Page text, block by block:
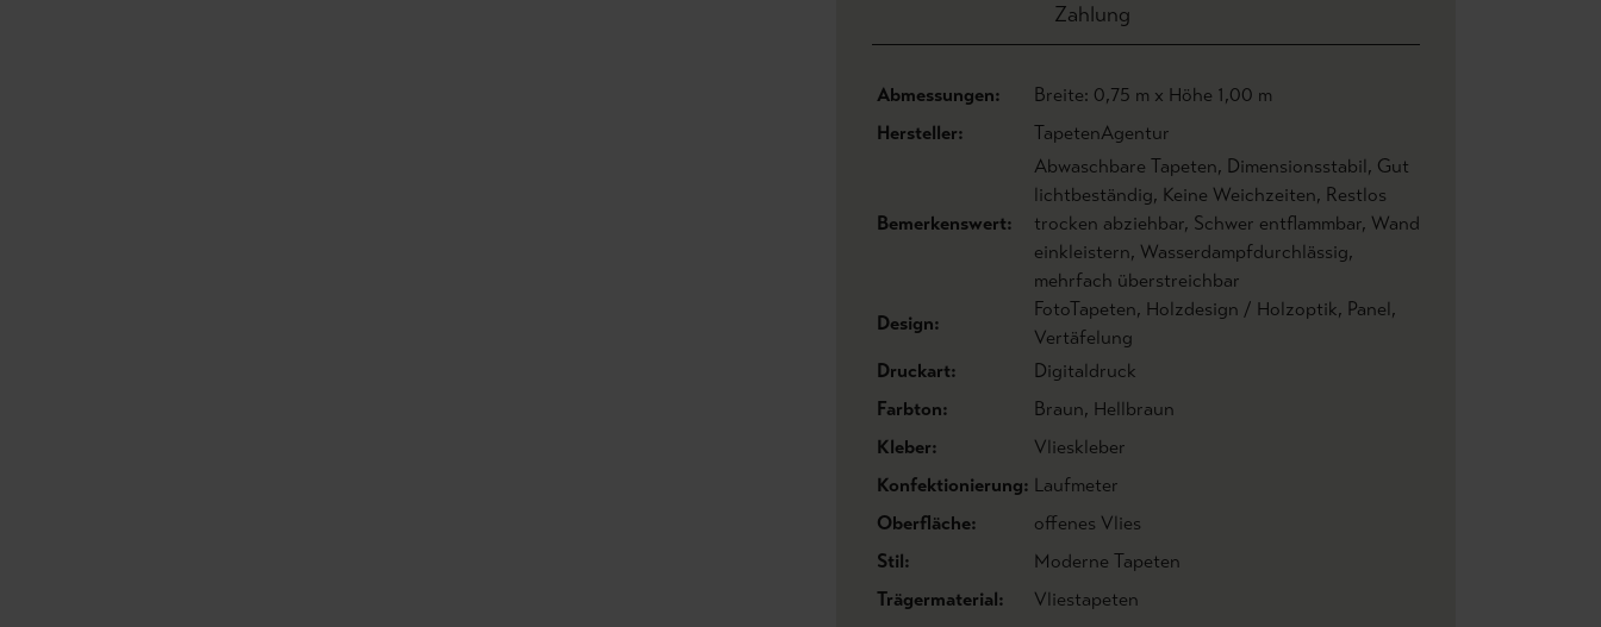
Zahlung
Abmessungen:
Breite: 0,75 m x Höhe 1,00 m
Hersteller:
TapetenAgentur
Bemerkenswert:
Abwaschbare Tapeten, Dimensionsstabil, Gut
lichtbeständig, Keine Weichzeiten, Restlos
trocken abziehbar, Schwer entflammbar, Wand
einkleistern, Wasserdampfdurchlässig,
mehrfach überstreichbar
Design:
FotoTapeten, Holzdesign / Holzoptik, Panel,
Vertäfelung
Druckart:
Digitaldruck
Farbton:
Braun, Hellbraun
Kleber:
Vlieskleber
Konfektionierung: Laufmeter
Oberfläche:
offenes Vlies
Stil:
Moderne Tapeten
Trägermaterial:
Vliestapeten